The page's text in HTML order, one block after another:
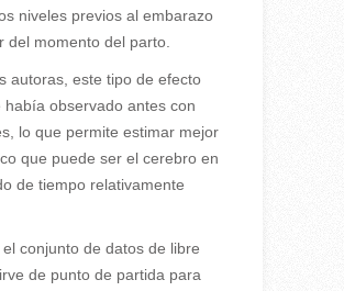
niveles previos al embarazo
del momento del parto.
autoras, este tipo de efecto
había observado antes con
lo que permite estimar mejor
que puede ser el cerebro en
de tiempo relativamente
conjunto de datos de libre
de punto de partida para